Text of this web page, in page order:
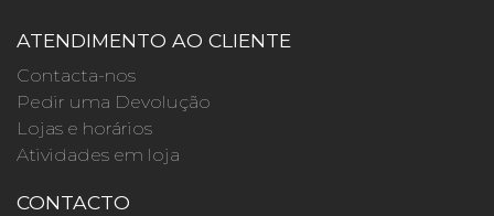
ATENDIMENTO AO CLIENTE
Contacta-nos
Pedir uma Devolução
Lojas e horários
Atividades em loja
CONTACTO